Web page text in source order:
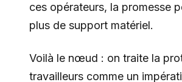
ces opérateurs, la promesse
plus de support matériel.
Voilà le nœud : on traite la
travailleurs comme un